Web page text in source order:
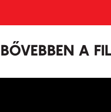
BŐVEBBEN A